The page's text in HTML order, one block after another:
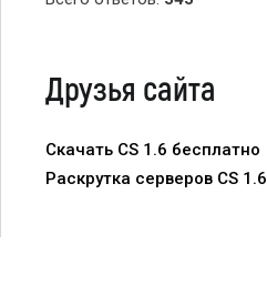
Друзья сайта
Скачать CS 1.6 бесплатно
Раскрутка серверов CS 1.6